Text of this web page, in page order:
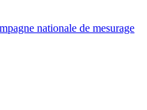
nationale de mesurage